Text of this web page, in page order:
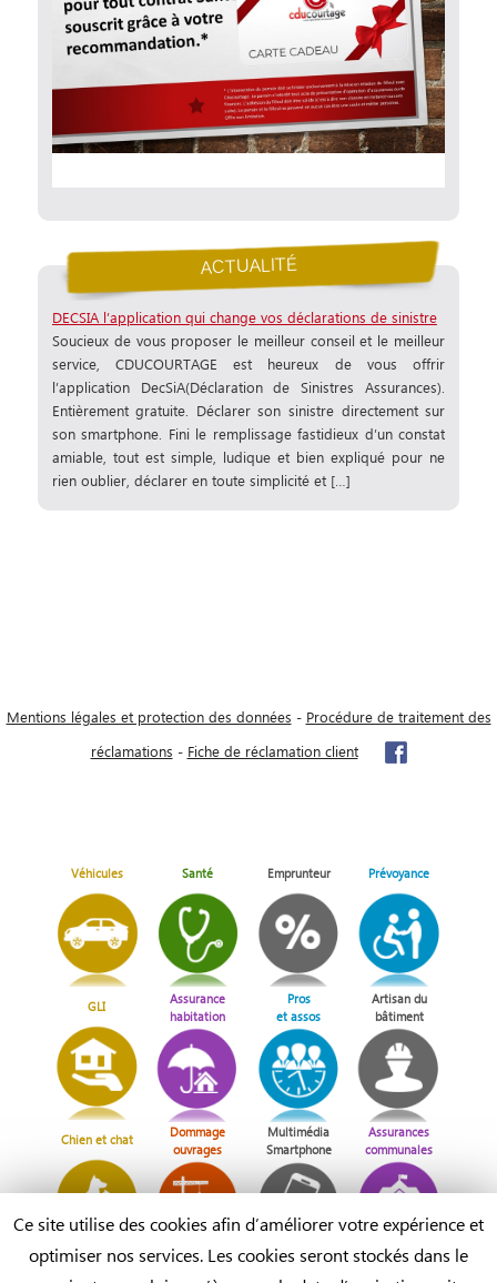
ACTUALITÉ
DECSIA l’application qui change vos déclarations de sinistre
Soucieux de vous proposer le meilleur conseil et le meilleur
service, CDUCOURTAGE est heureux de vous offrir
l’application DecSiA(Déclaration de Sinistres Assurances).
Entièrement gratuite. Déclarer son sinistre directement sur
son smartphone. Fini le remplissage fastidieux d’un constat
amiable, tout est simple, ludique et bien expliqué pour ne
rien oublier, déclarer en toute simplicité et […]
Mentions légales et protection des données - Procédure de traitement des
réclamations - Fiche de réclamation client
Véhicules Santé Emprunteur Prévoyance
GLI
Assurance
habitation
Pros
et assos
Artisan du
bâtiment
Chien et chat
Dommage
ouvrages
Multimédia
Smartphone
Assurances
communales
Ce site utilise des cookies afin d’améliorer votre expérience et
optimiser nos services. Les cookies seront stockés dans le